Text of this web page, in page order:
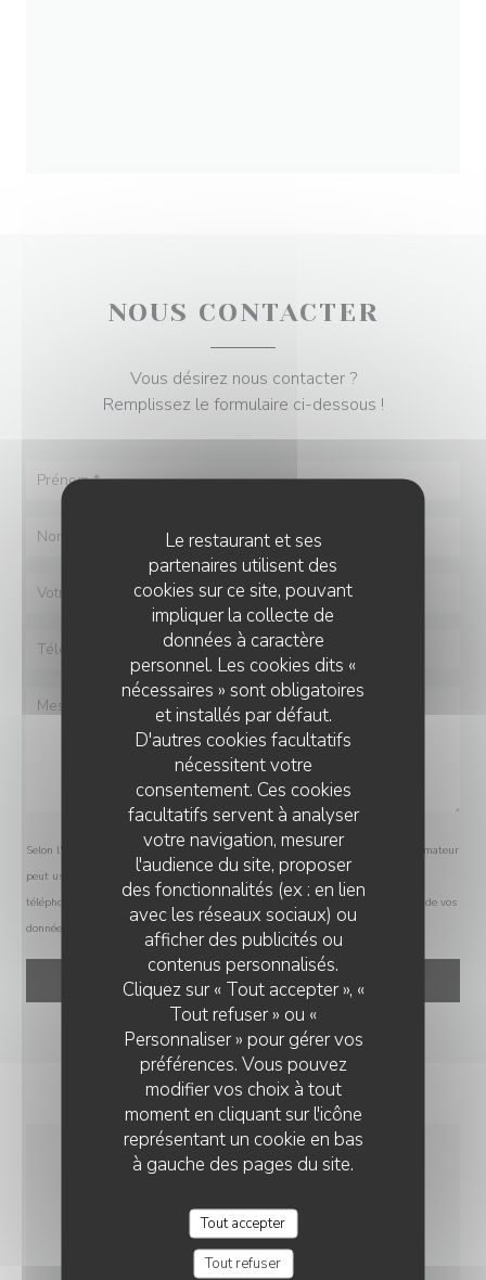
Le restaurant et ses
partenaires utilisent des
cookies sur ce site, pouvant
impliquer la collecte de
données à caractère
personnel. Les cookies dits «
nécessaires » sont obligatoires
et installés par défaut.
D'autres cookies facultatifs
nécessitent votre
consentement. Ces cookies
facultatifs servent à analyser
votre navigation, mesurer
l'audience du site, proposer
des fonctionnalités (ex : en lien
avec les réseaux sociaux) ou
afficher des publicités ou
contenus personnalisés.
Cliquez sur « Tout accepter », «
Tout refuser » ou «
Personnaliser » pour gérer vos
préférences. Vous pouvez
modifier vos choix à tout
moment en cliquant sur l'icône
représentant un cookie en bas
à gauche des pages du site.
Tout accepter
Tout refuser
NOUS CONTACTER
Vous désirez nous contacter ?
Remplissez le formulaire ci-dessous !
Selon l'article L.223-2 du code de la consommation, il est rappelé que le consommateur
peut user de son droit à s'inscrire sur la liste d'opposition au démarchage
téléphonique Bloctel :
. Pour plus d'informations sur le traitement de vos
données, consultez notre
politique de confidentialité
CUISINE